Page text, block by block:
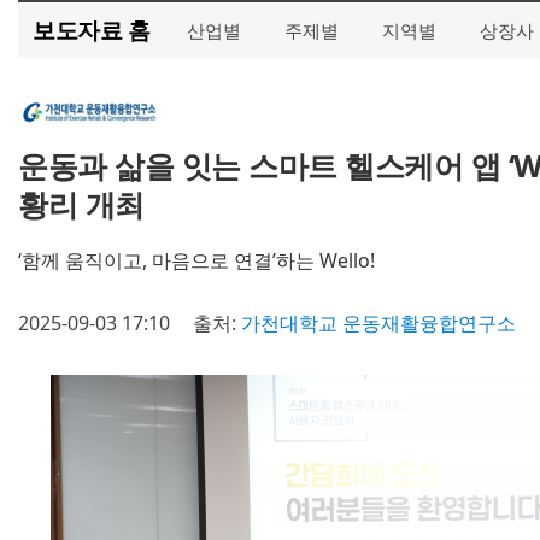
보도자료 홈 산업별 주제별 지역별 상장사
운동과 삶을 잇는 스마트 헬스케어 앱
황리 개최
‘함께 움직이고, 마음으로 연결’하는 Wello!
2025-09-03 17:10 출처: 가천대학교 운동재활융합연구소